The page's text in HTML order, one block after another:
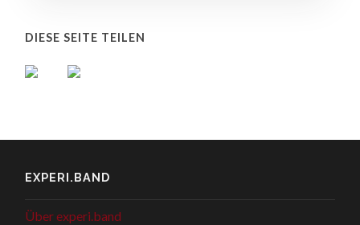
DIESE SEITE TEILEN
EXPERI.BAND
Über experi.band